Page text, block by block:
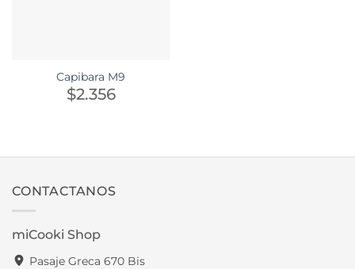
Capibara M9
$2.356
CONTACTANOS
miCooki Shop
Pasaje Greca 670 Bis